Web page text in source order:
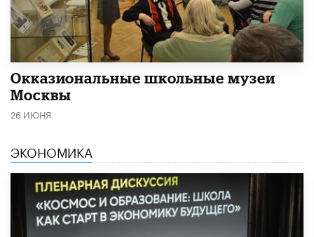
​Окказиональные школьные музеи
Москвы
26 ИЮНЯ
ЭКОНОМИКА